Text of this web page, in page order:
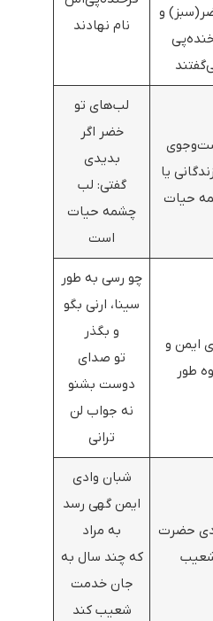
و
نام نهادند
یا
حیات
لب‌های تو
خضر اگر
بدیدی
گفتی: لب
چشمه حیات
است
ایمن و
طور
چو رسی به طور
سینا، ارنی بگو
و بگذر
تو صدای
دوست بشنو
نه جواب لن
ترانی
حضرت
شبان وادی
ایمن گهی رسد
به مراد
که چند سال به
جان خدمت
شعیب کند